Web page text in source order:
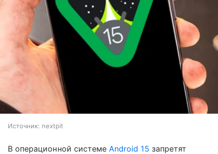
Источник: nextpit
В операционной системе Android 15 запретят